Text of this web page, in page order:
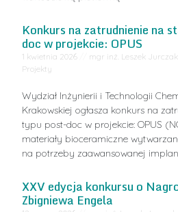
Konkurs na zatrudnienie na
doc w projekcie: OPUS
1 kwietnia 2026 mgr inż. Leszek Jurczak
Projekty
Wydział Inżynierii i Technologii
Krakowskiej ogłasza konkurs na
typu post-doc w projekcie: OPUS
materiały bioceramiczne
na potrzeby zaawansowanej
XXV edycja konkursu o
Zbigniewa Engela